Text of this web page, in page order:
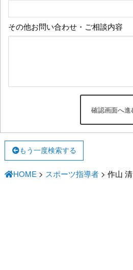
その他お問い合わせ・ご相談内容
もう一度検索する
HOME > スポーツ指導者 >作山 清